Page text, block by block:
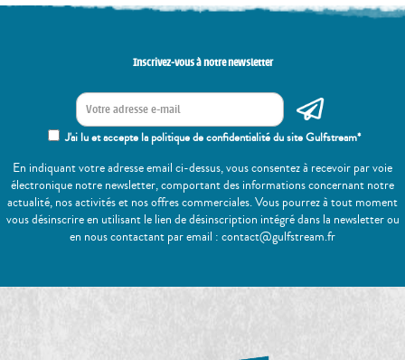
Inscrivez-vous à notre newsletter
J'ai lu et accepte la politique de confidentialité du site Gulfstream*
En indiquant votre adresse email ci-dessus, vous consentez à recevoir par voie
électronique notre newsletter, comportant des informations concernant notre
actualité, nos activités et nos offres commerciales. Vous pourrez à tout moment
vous désinscrire en utilisant le lien de désinscription intégré dans la newsletter ou
en nous contactant par email : contact@gulfstream.fr